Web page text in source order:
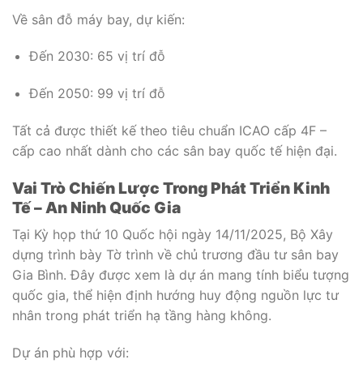
Về sân đỗ máy bay, dự kiến:
Đến 2030: 65 vị trí đỗ
Đến 2050: 99 vị trí đỗ
Tất cả được thiết kế theo tiêu chuẩn ICAO cấp 4F –
cấp cao nhất dành cho các sân bay quốc tế hiện đại.
Vai Trò Chiến Lược Trong Phát Triển Kinh
Tế – An Ninh Quốc Gia
Tại Kỳ họp thứ 10 Quốc hội ngày 14/11/2025, Bộ Xây
dựng trình bày Tờ trình về chủ trương đầu tư sân bay
Gia Bình. Đây được xem là dự án mang tính biểu tượng
quốc gia, thể hiện định hướng huy động nguồn lực tư
nhân trong phát triển hạ tầng hàng không.
Dự án phù hợp với: